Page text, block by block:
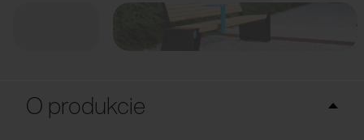
O produkcie